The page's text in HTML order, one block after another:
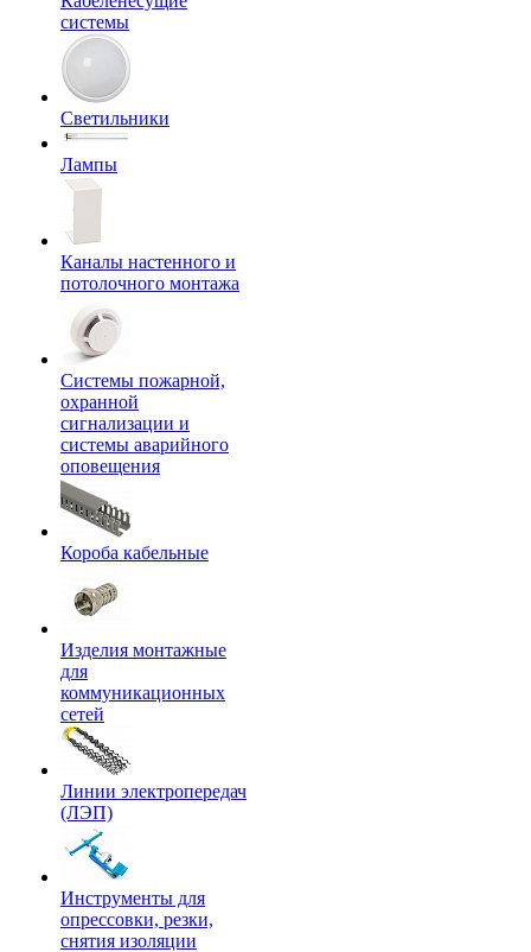
системы
Светильники
Лампы
Каналы настенного и
потолочного монтажа
Системы пожарной,
охранной
сигнализации и
системы аварийного
оповещения
Короба кабельные
Изделия монтажные
для
коммуникационных
сетей
Линии электропередач
(ЛЭП)
Инструменты для
опрессовки, резки,
снятия изоляции